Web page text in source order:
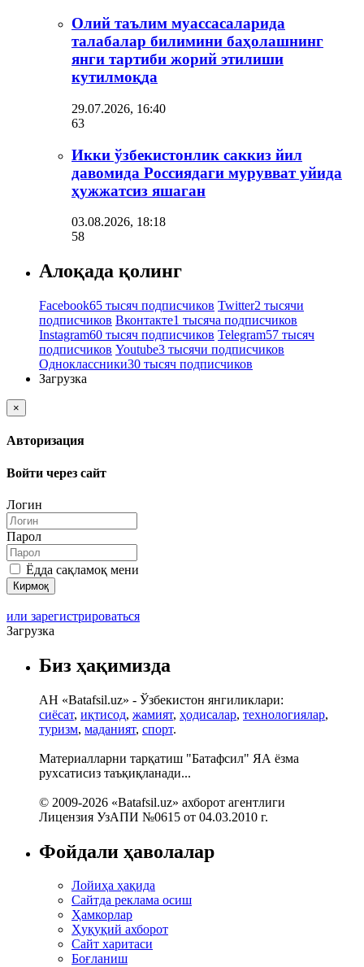
Олий таълим муассасаларида
талабалар билимини баҳолашнинг
янги тартиби жорий этилиши
кутилмоқда
29.07.2026, 16:40
63
Икки ўзбекистонлик саккиз йил
давомида Россиядаги мурувват уйида
ҳужжатсиз яшаган
03.08.2026, 18:18
58
Алоқада қолинг
Facebook65 тысяч подписчиков Twitter2 тысячи
подписчиков Вконтакте1 тысяча подписчиков
Instagram60 тысяч подписчиков Telegram57 тысяч
подписчиков Youtube3 тысячи подписчиков
Одноклассники30 тысяч подписчиков
Загрузка
×
Авторизация
Войти через сайт
Логин
Парол
Ёдда сақламоқ мени
или зарегистрироваться
Загрузка
Биз ҳақимизда
АН «Batafsil.uz» - Ўзбекистон янгиликлари:
сиёсат, иқтисод, жамият, ҳодисалар, технологиялар,
туризм, маданият, спорт.
Материалларни тарқатиш "Батафсил" ЯА ёзма
рухсатисиз таъқиқланади...
© 2009-2026 «Batafsil.uz» ахборот агентлиги
Лицензия УзАПИ №0615 от 04.03.2010 г.
Фойдали ҳаволалар
Лойиҳа ҳақида
Сайтда реклама осиш
Ҳамкорлар
Ҳуқуқий ахборот
Сайт харитаси
Боғланиш